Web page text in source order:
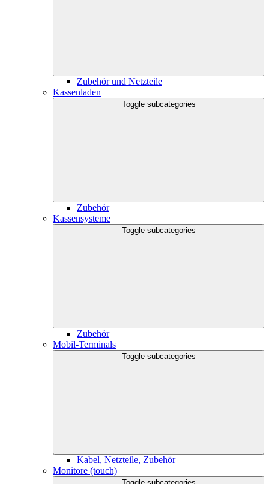
Zubehör und Netzteile
Kassenladen
Toggle subcategories
Zubehör
Kassensysteme
Toggle subcategories
Zubehör
Mobil-Terminals
Toggle subcategories
Kabel, Netzteile, Zubehör
Monitore (touch)